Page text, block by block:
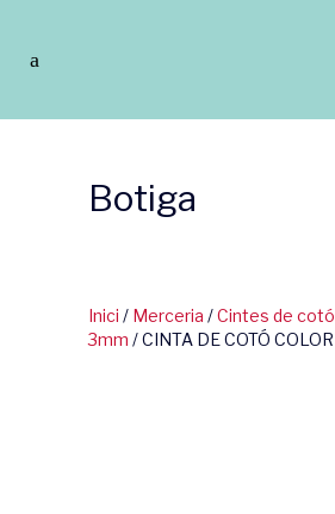
Botiga
Inici / Merceria /Cintes de
3mm / CINTA DE COTÓ